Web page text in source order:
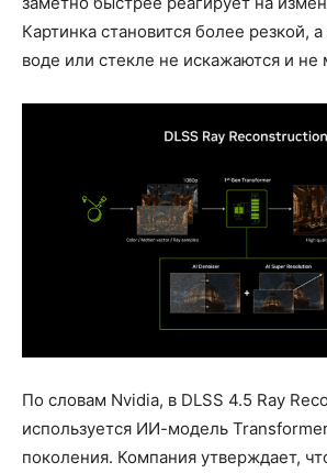
Картинка становится более резкой,
воде или стекле не искажаются и не
По словам Nvidia, в DLSS 4.5 Ray
используется ИИ-модель
поколения. Компания утверждает,